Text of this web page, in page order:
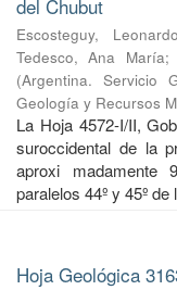
del Chubut
Escosteguy, Leonardo
Tedesco, Ana María;
(Argentina. Servicio
Geología y Recursos
La Hoja 4572-I/II,
suroccidental de la
aproxi
paralelos 44º y 45º
Hoja Geológica